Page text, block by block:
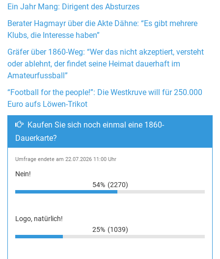
Ein Jahr Mang: Dirigent des Absturzes
Berater Hagmayr über die Akte Dähne: “Es gibt mehrere
Klubs, die Interesse haben”
Gräfer über 1860-Weg: “Wer das nicht akzeptiert, versteht
oder ablehnt, der findet seine Heimat dauerhaft im
Amateurfussball”
“Football for the people!”: Die Westkruve will für 250.000
Euro aufs Löwen-Trikot
Kaufen Sie sich noch einmal eine 1860-
Dauerkarte?
Umfrage endete am 22.07.2026 11:00 Uhr
Nein!
54% (2270)
Logo, natürlich!
25% (1039)